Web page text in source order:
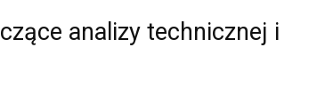
analizy technicznej i